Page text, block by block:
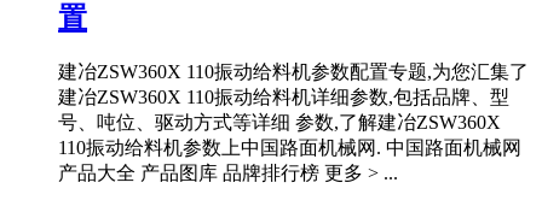
置
建冶ZSW360X 110振动给料机参数配置专题,为您汇集了
建冶ZSW360X 110振动给料机详细参数,包括品牌、型
号、吨位、驱动方式等详细 参数,了解建冶ZSW360X
110振动给料机参数上中国路面机械网. 中国路面机械网
产品大全 产品图库 品牌排行榜 更多 > ...